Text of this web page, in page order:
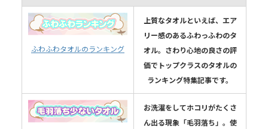
ふわふわタオルのランキング
上質なタオルといえば、エア
リー感のあるふわっふわのタ
オル。さわり心地の良さの評
価でトップクラスのタオルの
ランキング特集記事です。
お洗濯をしてホコリがたくさ
ん出る現象「毛羽落ち」。使